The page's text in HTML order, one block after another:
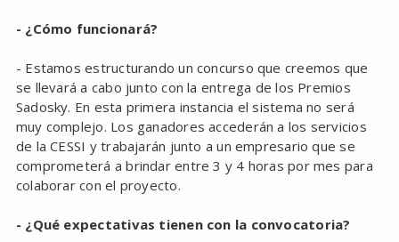
- ¿Cómo funcionará?
- Estamos estructurando un concurso que creemos que
se llevará a cabo junto con la entrega de los Premios
Sadosky. En esta primera instancia el sistema no será
muy complejo. Los ganadores accederán a los servicios
de la CESSI y trabajarán junto a un empresario que se
comprometerá a brindar entre 3 y 4 horas por mes para
colaborar con el proyecto.
- ¿Qué expectativas tienen con la convocatoria?